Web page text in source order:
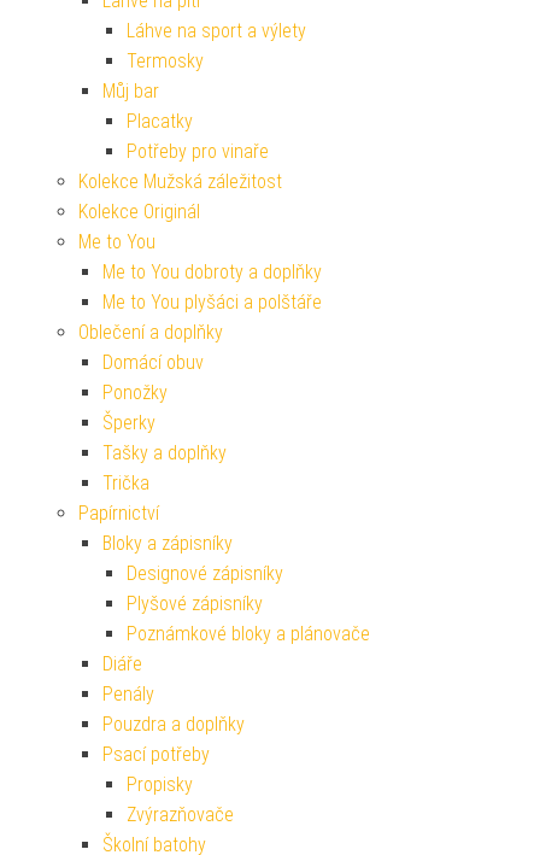
Láhve na sport a výlety
Termosky
Můj bar
Placatky
Potřeby pro vinaře
Kolekce Mužská záležitost
Kolekce Originál
Me to You
Me to You dobroty a doplňky
Me to You plyšáci a polštáře
Oblečení a doplňky
Domácí obuv
Ponožky
Šperky
Tašky a doplňky
Trička
Papírnictví
Bloky a zápisníky
Designové zápisníky
Plyšové zápisníky
Poznámkové bloky a plánovače
Diáře
Penály
Pouzdra a doplňky
Psací potřeby
Propisky
Zvýrazňovače
Školní batohy